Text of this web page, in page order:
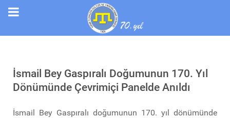
İsmail Bey Gaspıralı Doğumunun 170. Yıl
Dönümünde Çevrimiçi Panelde Anıldı
İsmail Bey Gaspıralı doğumunun 170. yıl dönümünde